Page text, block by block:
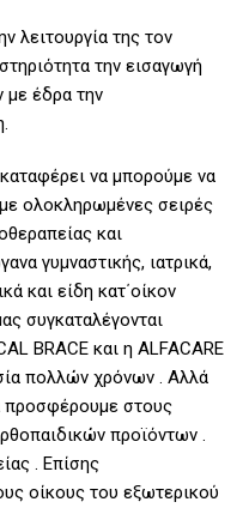
λειτουργία της τον
την εισαγωγή
με έδρα την
να μπορούμε να
ολοκληρωμένες σειρές
και
γυμναστικής, ιατρικά,
και είδη κατ΄οίκον
συγκαταλέγονται
BRACE και η ALFACARE
πολλών χρόνων . Αλλά
προσφέρουμε στους
προϊόντων .
. Επίσης
οίκους του εξωτερικού